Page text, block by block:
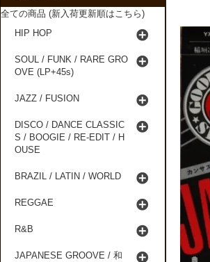
全ての商品 (新入荷更新順はこちら)
HIP HOP
SOUL / FUNK / RARE GRO
OVE (LP+45s)
JAZZ / FUSION
DISCO / DANCE CLASSIC
S / BOOGIE / RE-EDIT / H
OUSE
BRAZIL / LATIN / WORLD
REGGAE
R&B
JAPANESE GROOVE / 和